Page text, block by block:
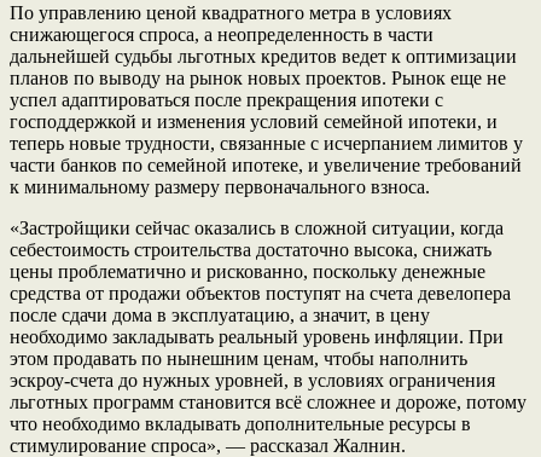
По управлению ценой квадратного метра в условиях
снижающегося спроса, а неопределенность в части
дальнейшей судьбы льготных кредитов ведет к оптимизации
планов по выводу на рынок новых проектов. Рынок еще не
успел адаптироваться после прекращения ипотеки с
господдержкой и изменения условий семейной ипотеки, и
теперь новые трудности, связанные с исчерпанием лимитов у
части банков по семейной ипотеке, и увеличение требований
к минимальному размеру первоначального взноса.
«Застройщики сейчас оказались в сложной ситуации, когда
себестоимость строительства достаточно высока, снижать
цены проблематично и рискованно, поскольку денежные
средства от продажи объектов поступят на счета девелопера
после сдачи дома в эксплуатацию, а значит, в цену
необходимо закладывать реальный уровень инфляции. При
этом продавать по нынешним ценам, чтобы наполнить
эскроу-счета до нужных уровней, в условиях ограничения
льготных программ становится всё сложнее и дороже, потому
что необходимо вкладывать дополнительные ресурсы в
стимулирование спроса», — рассказал Жалнин.